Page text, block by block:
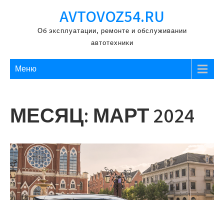
содержимому
AVTOVOZ54.RU
Об эксплуатации, ремонте и обслуживании
автотехники
Меню
МЕСЯЦ: МАРТ 2024